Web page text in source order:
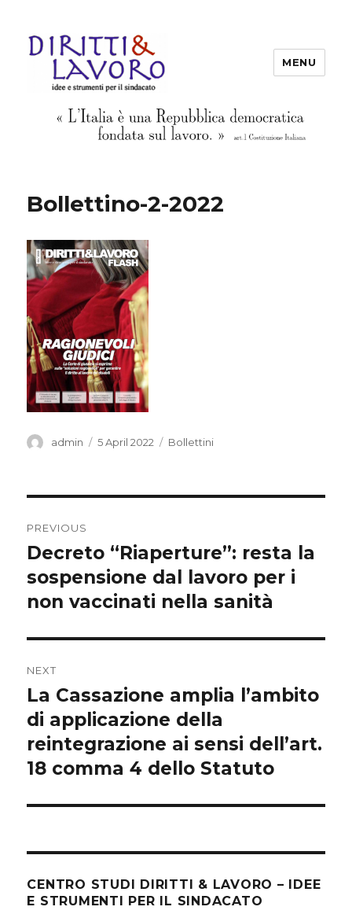
Diritti & Lavoro
MENU
Bollettino-2-2022
Author
admin
Posted
5 April 2022 Categories
Bollettini
navigation
PREVIOUS
Previous
post:
Decreto “Riaperture”: resta la
sospensione dal lavoro per i
non vaccinati nella sanità
NEXT
Next
post:
La Cassazione amplia l’ambito
di applicazione della
reintegrazione ai sensi dell’art.
18 comma 4 dello Statuto
CENTRO STUDI DIRITTI & LAVORO – IDEE
E STRUMENTI PER IL SINDACATO